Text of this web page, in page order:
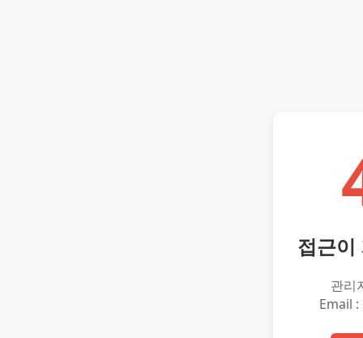
접근이
관리
Email